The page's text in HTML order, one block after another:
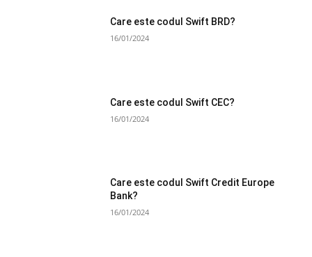
Care este codul Swift BRD?
16/01/2024
Care este codul Swift CEC?
16/01/2024
Care este codul Swift Credit Europe
Bank?
16/01/2024